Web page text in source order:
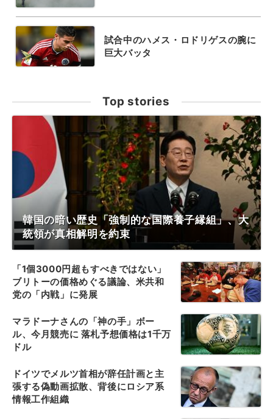
試合中のハメス・ロドリゲスの腕に
巨大バッタ
Top stories
韓国の暗い歴史「強制的な国際養子縁組」、大
統領が真相解明を約束
「1個3000円超もすべきではない」
ブリトーの価格めぐる議論、米共和
党の「内戦」に発展
マラドーナさんの「神の手」ボー
ル、今月競売に 落札予想価格は1千万
ドル
ドイツでメルツ首相が辞任計画と主
張する偽動画拡散、背後にロシア系
情報工作組織